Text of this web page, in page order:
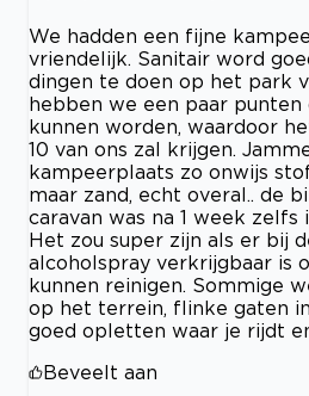
We hadden een fijne
vriendelijk. Sanitair word
dingen te doen op het park
hebben we een paar punten
kunnen worden, waardoor
10 van ons zal krijgen.
kampeerplaats zo onwijs
maar zand, echt overal.. de
caravan was na 1 week
Het zou super zijn als er bij
alcoholspray verkrijgbaar is
kunnen reinigen. Sommige
op het terrein, flinke gaten
goed opletten waar je rijdt
Beveelt aan